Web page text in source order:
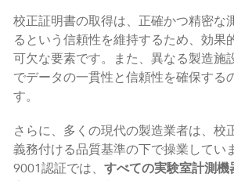
校正証明書の取得は、正確かつ精密な
るという信頼性を維持するため、効果
可欠な要素です。また、異なる製造施
でデータの一貫性と信頼性を確保する
す。
さらに、多くの現代の製造業者は、校
義務付ける品質基準の下で操業してい
9001認証では、 すべての実験室計測機